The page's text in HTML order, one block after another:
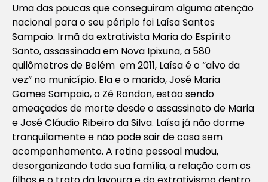
Uma das poucas que conseguiram alguma atenção
nacional para o seu périplo foi Laísa Santos
Sampaio. Irmã da extrativista Maria do Espírito
Santo, assassinada em Nova Ipixuna, a 580
quilômetros de Belém em 2011, Laísa é o “alvo da
vez” no município. Ela e o marido, José Maria
Gomes Sampaio, o Zé Rondon, estão sendo
ameaçados de morte desde o assassinato de Maria
e José Cláudio Ribeiro da Silva. Laísa já não dorme
tranquilamente e não pode sair de casa sem
acompanhamento. A rotina pessoal mudou,
desorganizando toda sua família, a relação com os